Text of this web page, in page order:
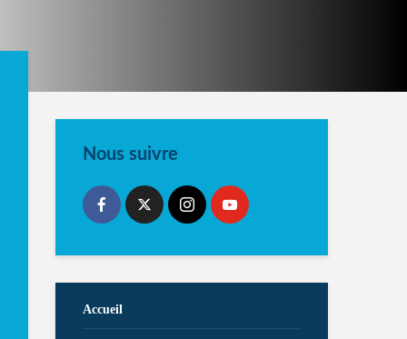
Nous suivre
Accueil